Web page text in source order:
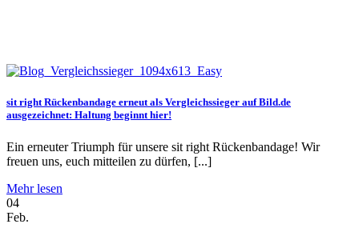
sit right Rückenbandage erneut als Vergleichssieger auf Bild.de
ausgezeichnet: Haltung beginnt hier!
Ein erneuter Triumph für unsere sit right Rückenbandage! Wir
freuen uns, euch mitteilen zu dürfen, [...]
Mehr lesen
04
Feb.